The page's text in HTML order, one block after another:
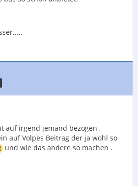
auf irgend jemand bezogen ,
auf Volpes Beitrag der ja wohl so
und wie das andere so machen .